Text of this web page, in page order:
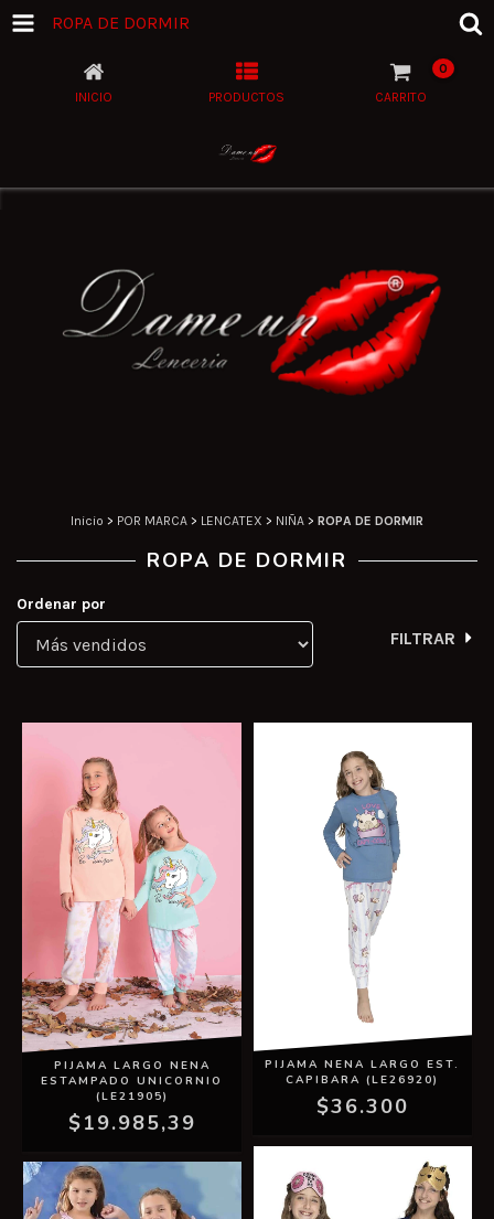
ROPA DE DORMIR
INICIO PRODUCTOS CARRITO
0
Inicio > POR MARCA > LENCATEX > NIÑA > ROPA DE DORMIR
ROPA DE DORMIR
Ordenar por
FILTRAR
PIJAMA LARGO NENA
ESTAMPADO UNICORNIO
(LE21905)
$19.985,39
PIJAMA NENA LARGO EST.
CAPIBARA (LE26920)
$36.300